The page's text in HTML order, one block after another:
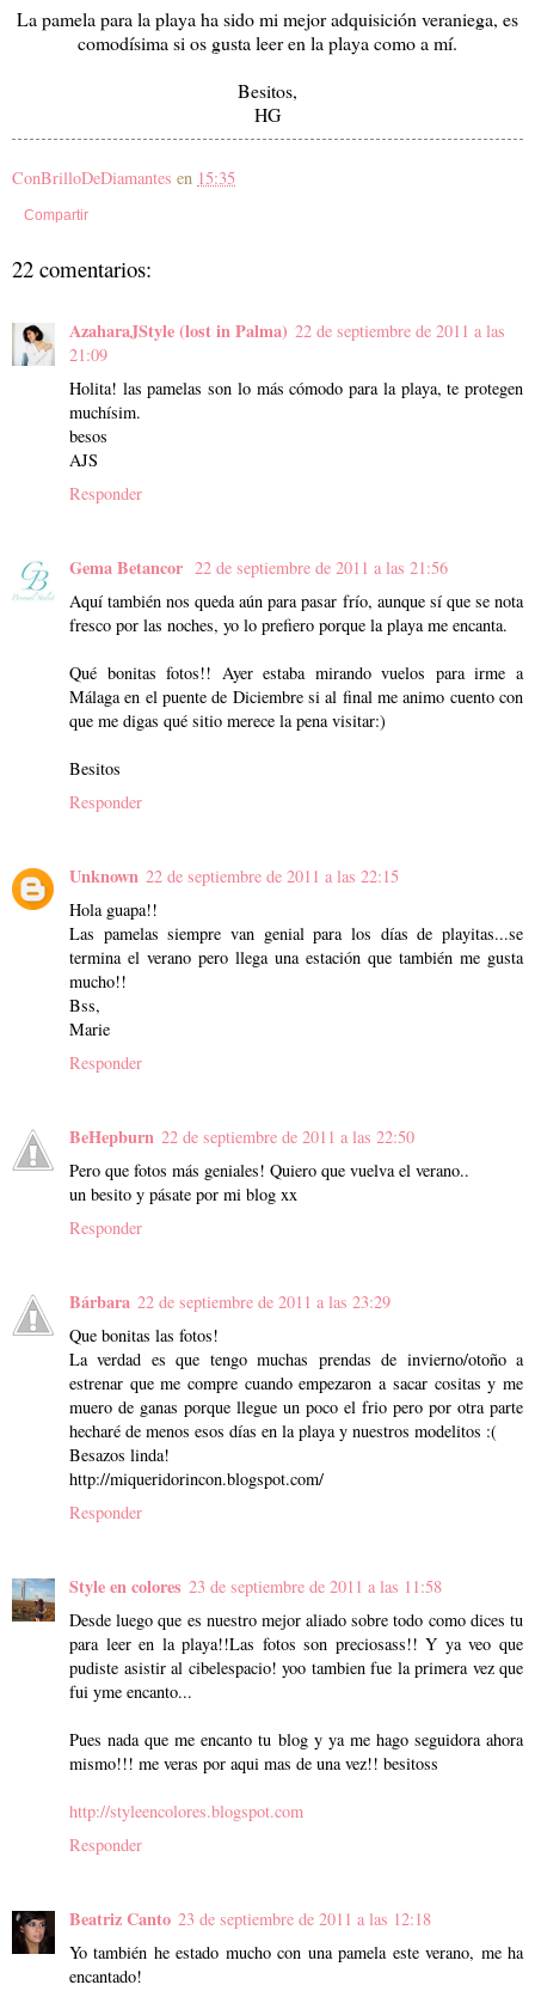
La pamela para la playa ha sido mi mejor adquisición veraniega, es
comodísima si os gusta leer en la playa como a mí.
Besitos,
HG
ConBrilloDeDiamantes en 15:35
Compartir
22 comentarios:
AzaharaJStyle (lost in Palma) 22 de septiembre de 2011 a las
21:09
Holita! las pamelas son lo más cómodo para la playa, te protegen
muchísim.
besos
AJS
Responder
Gema Betancor 22 de septiembre de 2011 a las 21:56
Aquí también nos queda aún para pasar frío, aunque sí que se nota
fresco por las noches, yo lo prefiero porque la playa me encanta.
Qué bonitas fotos!! Ayer estaba mirando vuelos para irme a
Málaga en el puente de Diciembre si al final me animo cuento con
que me digas qué sitio merece la pena visitar:)
Besitos
Responder
Unknown 22 de septiembre de 2011 a las 22:15
Hola guapa!!
Las pamelas siempre van genial para los días de playitas...se
termina el verano pero llega una estación que también me gusta
mucho!!
Bss,
Marie
Responder
BeHepburn 22 de septiembre de 2011 a las 22:50
Pero que fotos más geniales! Quiero que vuelva el verano..
un besito y pásate por mi blog xx
Responder
Bárbara 22 de septiembre de 2011 a las 23:29
Que bonitas las fotos!
La verdad es que tengo muchas prendas de invierno/otoño a
estrenar que me compre cuando empezaron a sacar cositas y me
muero de ganas porque llegue un poco el frio pero por otra parte
hecharé de menos esos días en la playa y nuestros modelitos :(
Besazos linda!
http://miqueridorincon.blogspot.com/
Responder
Style en colores 23 de septiembre de 2011 a las 11:58
Desde luego que es nuestro mejor aliado sobre todo como dices tu
para leer en la playa!!Las fotos son preciosass!! Y ya veo que
pudiste asistir al cibelespacio! yoo tambien fue la primera vez que
fui yme encanto...
Pues nada que me encanto tu blog y ya me hago seguidora ahora
mismo!!! me veras por aqui mas de una vez!! besitoss
http://styleencolores.blogspot.com
Responder
Beatriz Canto 23 de septiembre de 2011 a las 12:18
Yo también he estado mucho con una pamela este verano, me ha
encantado!